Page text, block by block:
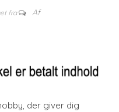
fra Af
der giver dig